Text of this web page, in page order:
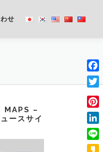
せ
MAPS –
ースサイ
Line